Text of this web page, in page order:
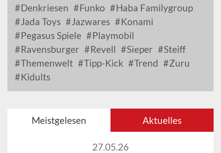
Denkriesen
Funko
Haba Familygroup
Jada Toys
Jazwares
Konami
Pegasus Spiele
Playmobil
Ravensburger
Revell Sieper
Steiff
Themenwelt
Tipp-Kick Trend
Zuru
Kidults
Meistgelesen Aktuelles
27.05.26